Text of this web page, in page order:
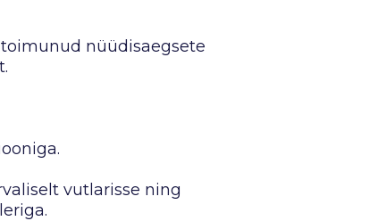
toimunud nüüdisaegsete
vutlarisse ning